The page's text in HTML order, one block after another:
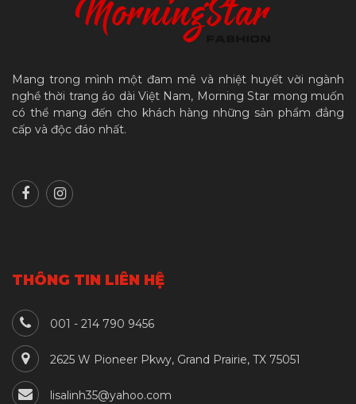
Mang trong mình một đam mê và nhiệt huyết vời ngành
nghề thời trang áo dài Việt Nam, Morning Star mong muốn
có thể mang đến cho khách hàng những sản phẩm đẳng
cấp và độc đáo nhất.
THÔNG TIN LIÊN HỆ
001 - 214 790 9456
2625 W Pioneer Pkwy, Grand Prairie, TX 75051
lisalinh35@yahoo.com